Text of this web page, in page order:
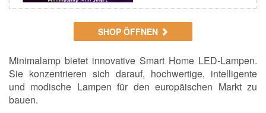
SHOP ÖFFNEN
Minimalamp bietet innovative Smart Home LED-Lampen.
Sie konzentrieren sich darauf, hochwertige, intelligente
und modische Lampen für den europäischen Markt zu
bauen.